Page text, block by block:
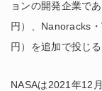
ョンの開発企業で
円）、Nanoracks
円）を追加で投じ
NASAは2021年12